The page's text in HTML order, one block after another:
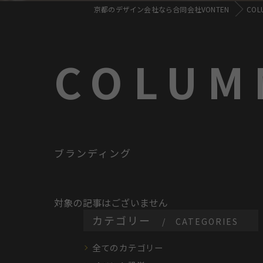
京都のデザイン会社なら合同会社VONTEN
ブランディング
対象の記事はございません
カテゴリー CATEGORIES
全てのカテゴリー